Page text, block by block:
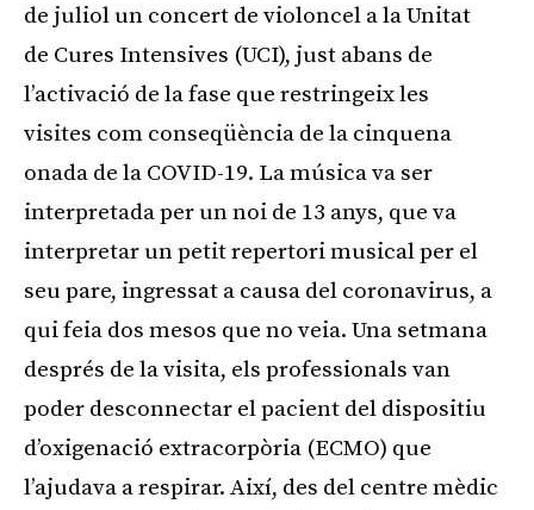
de juliol un concert de violoncel a la Unitat
de Cures Intensives (UCI), just abans de
l’activació de la fase que restringeix les
visites com conseqüència de la cinquena
onada de la COVID-19. La música va ser
interpretada per un noi de 13 anys, que va
interpretar un petit repertori musical per el
seu pare, ingressat a causa del coronavirus, a
qui feia dos mesos que no veia. Una setmana
després de la visita, els professionals van
poder desconnectar el pacient del dispositiu
d’oxigenació extracorpòria (ECMO) que
l’ajudava a respirar. Així, des del centre mèdic